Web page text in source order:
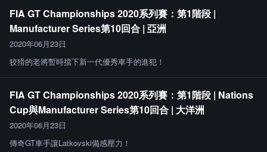
FIA GT Championships 2020系列賽：第1階段 |
Manufacturer Series第10回合 | 亞洲
2020年06月23日
狡猾的老將暫時擋下新一代優秀車手的進犯！
FIA GT Championships 2020系列賽：第1階段 | Nations
Cup與Manufacturer Series第10回合 | 大洋洲
2020年06月23日
傳奇GT車手讓Latkovski備感壓力！